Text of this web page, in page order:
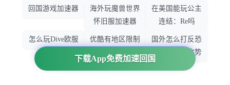
下载App免费加速回国
回国游戏加速器
海外玩魔兽世界
怀旧服加速器
在美国能玩公主
连结：Re吗
怎么玩Dive欧服
优酷有地区限制
吗
国外怎么打反恐
精英：全球攻势